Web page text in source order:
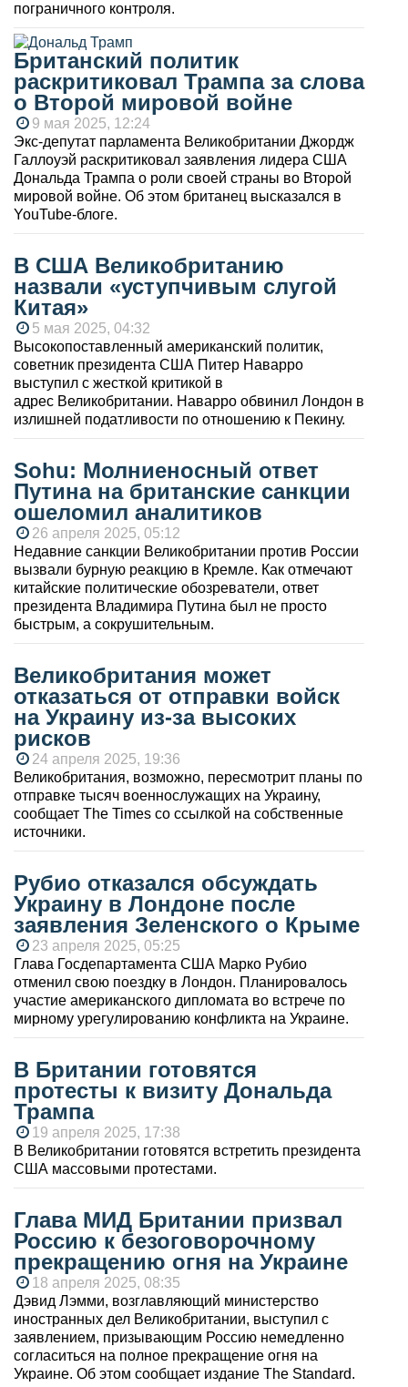
пограничного контроля.
Британский политик
раскритиковал Трампа за слова
о Второй мировой войне
9 мая 2025, 12:24
Экс-депутат парламента Великобритании Джордж
Галлоуэй раскритиковал заявления лидера США
Дональда Трампа о роли своей страны во Второй
мировой войне. Об этом британец высказался в
YouTube-блоге.
В США Великобританию
назвали «уступчивым слугой
Китая»
5 мая 2025, 04:32
Высокопоставленный американский политик,
советник президента США Питер Наварро
выступил с жесткой критикой в
адрес Великобритании. Наварро обвинил Лондон в
излишней податливости по отношению к Пекину.
Sohu: Молниеносный ответ
Путина на британские санкции
ошеломил аналитиков
26 апреля 2025, 05:12
Недавние санкции Великобритании против России
вызвали бурную реакцию в Кремле. Как отмечают
китайские политические обозреватели, ответ
президента Владимира Путина был не просто
быстрым, а сокрушительным.
Великобритания может
отказаться от отправки войск
на Украину из-за высоких
рисков
24 апреля 2025, 19:36
Великобритания, возможно, пересмотрит планы по
отправке тысяч военнослужащих на Украину,
сообщает The Times со ссылкой на собственные
источники.
Рубио отказался обсуждать
Украину в Лондоне после
заявления Зеленского о Крыме
23 апреля 2025, 05:25
Глава Госдепартамента США Марко Рубио
отменил свою поездку в Лондон. Планировалось
участие американского дипломата во встрече по
мирному урегулированию конфликта на Украине.
В Британии готовятся
протесты к визиту Дональда
Трампа
19 апреля 2025, 17:38
В Великобритании готовятся встретить президента
США массовыми протестами.
Глава МИД Британии призвал
Россию к безоговорочному
прекращению огня на Украине
18 апреля 2025, 08:35
Дэвид Лэмми, возглавляющий министерство
иностранных дел Великобритании, выступил с
заявлением, призывающим Россию немедленно
согласиться на полное прекращение огня на
Украине. Об этом сообщает издание The Standard.